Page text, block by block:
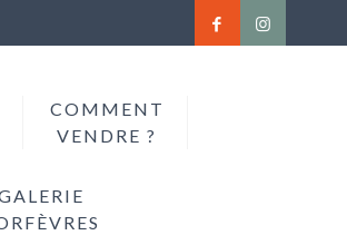
COMMENT
VENDRE ?